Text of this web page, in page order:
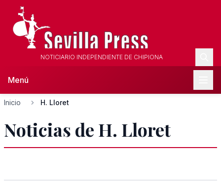
NOTICIARIO INDEPENDIENTE DE CHIPIONA
Menú
Inicio H. Lloret
Noticias de H. Lloret